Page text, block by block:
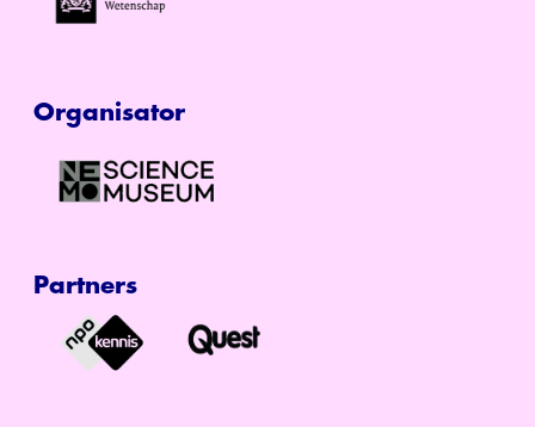
Organisator
Partners